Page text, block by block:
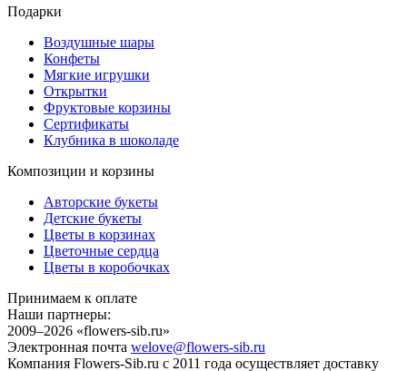
Подарки
Воздушные шары
Конфеты
Мягкие игрушки
Открытки
Фруктовые корзины
Сертификаты
Клубника в шоколаде
Композиции и корзины
Авторские букеты
Детские букеты
Цветы в корзинах
Цветочные сердца
Цветы в коробочках
Принимаем к оплате
Наши партнеры:
2009–2026 «flowers-sib.ru»
Электронная почта welove@flowers-sib.ru
Компания Flowers-Sib.ru с 2011 года осуществляет доставку